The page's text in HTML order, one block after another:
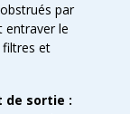
par
entraver le
filtres et
de sortie :